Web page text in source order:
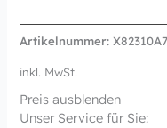
Artikelnummer:
inkl. MwSt.
Preis ausblenden
Unser Service für Sie: